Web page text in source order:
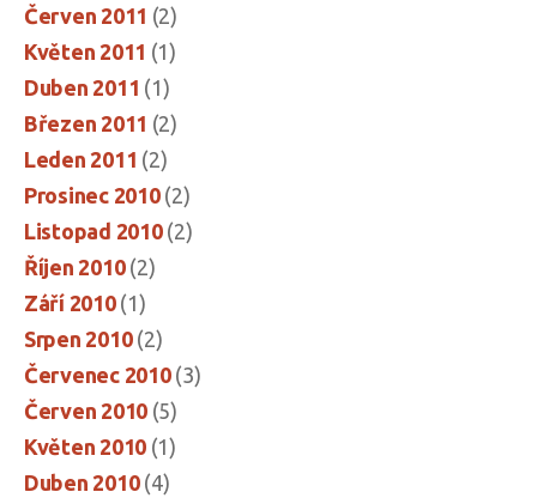
Červen 2011 (2)
Květen 2011 (1)
Duben 2011 (1)
Březen 2011 (2)
Leden 2011 (2)
Prosinec 2010(2)
Listopad 2010(2)
Říjen 2010(2)
Září 2010(1)
Srpen 2010(2)
Červenec 2010(3)
Červen 2010 (5)
Květen 2010 (1)
Duben 2010(4)